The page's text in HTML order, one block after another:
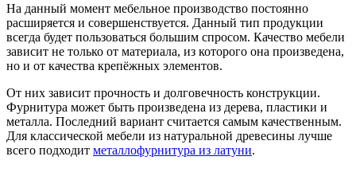
На данный момент мебельное производство постоянно
расширяется и совершенствуется. Данный тип продукции
всегда будет пользоваться большим спросом. Качество мебели
зависит не только от материала, из которого она произведена,
но и от качества крепёжных элементов.
От них зависит прочность и долговечность конструкции.
Фурнитура может быть произведена из дерева, пластики и
металла. Последний вариант считается самым качественным.
Для классической мебели из натуральной древесины лучше
всего подходит металлофурнитура из латуни.